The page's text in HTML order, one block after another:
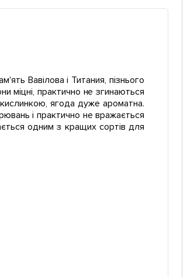
Вавілова і Титания, пізнього
міцні, практично не згинаються
ягода дуже ароматна.
і практично не вражається
одним з кращих сортів для